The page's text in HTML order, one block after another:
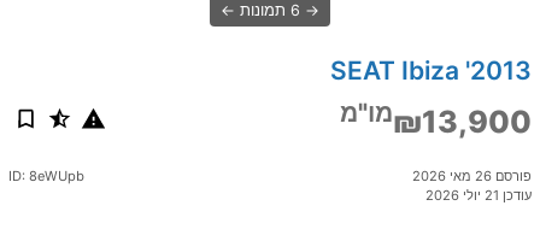
6 תמונות
2013' SEAT Ibiza
₪13,900מו"מ
פורסם 26 מאי 2026
עודכן 21 יולי 2026
ID: 8eWUpb